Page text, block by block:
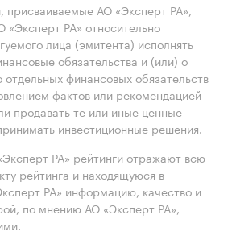
присваиваемые АО «Эксперт РА»,
РА» относительно
лица (эмитента) исполнять
обязательства и (или) о
финансовых обязательств
фактов или рекомендацией
продавать те или иные ценные
инвестиционные решения.
РА» рейтинги отражают всю
рейтинга и находящуюся в
РА» информацию, качество и
по мнению АО «Эксперт РА»,